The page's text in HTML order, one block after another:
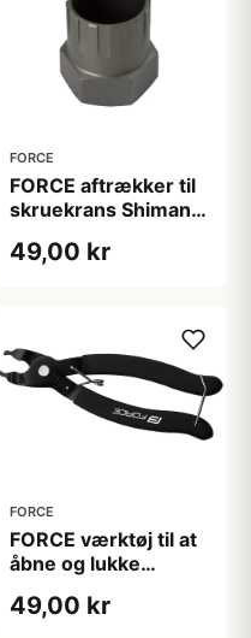
FORCE
FORCE aftrækker til
skruekrans Shimano
49,00 kr
FORCE
FORCE værktøj til at
åbne og lukke
49,00 kr